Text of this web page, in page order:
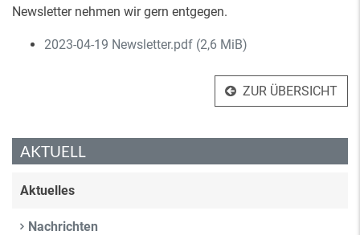
Newsletter nehmen wir gern entgegen.
2023-04-19 Newsletter.pdf (2,6 MiB)
ZUR ÜBERSICHT
AKTUELL
Aktuelles
Nachrichten